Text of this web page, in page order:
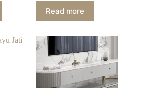
Read more